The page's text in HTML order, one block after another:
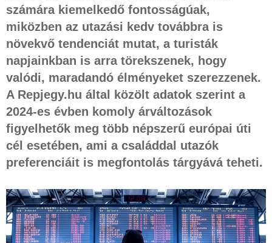
számára kiemelkedő fontosságúak,
miközben az utazási kedv továbbra is
növekvő tendenciát mutat, a turisták
napjainkban is arra törekszenek, hogy
valódi, maradandó élményeket szerezzenek.
A Repjegy.hu által közölt adatok szerint a
2024-es évben komoly árváltozások
figyelhetők meg több népszerű európai úti
cél esetében, ami a családdal utazók
preferenciáit is megfontolás tárgyává teheti.